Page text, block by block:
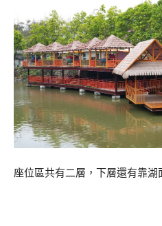
座位區共有二層，下層還有靠